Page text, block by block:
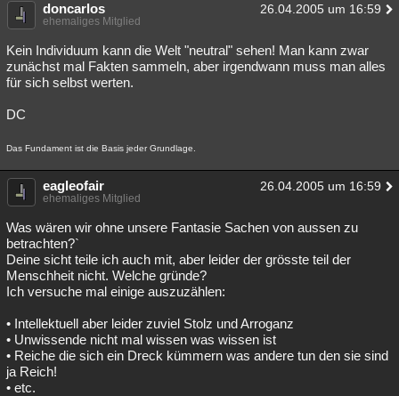
doncarlos 26.04.2005 um 16:59
ehemaliges Mitglied
Kein Individuum kann die Welt "neutral" sehen! Man kann zwar
zunächst mal Fakten sammeln, aber irgendwann muss man alles
für sich selbst werten.
DC
Das Fundament ist die Basis jeder Grundlage.
eagleofair 26.04.2005 um 16:59
ehemaliges Mitglied
Was wären wir ohne unsere Fantasie Sachen von aussen zu
betrachten?`
Deine sicht teile ich auch mit, aber leider der grösste teil der
Menschheit nicht. Welche gründe?
Ich versuche mal einige auszuzählen:
• Intellektuell aber leider zuviel Stolz und Arroganz
• Unwissende nicht mal wissen was wissen ist
• Reiche die sich ein Dreck kümmern was andere tun den sie sind
ja Reich!
• etc.